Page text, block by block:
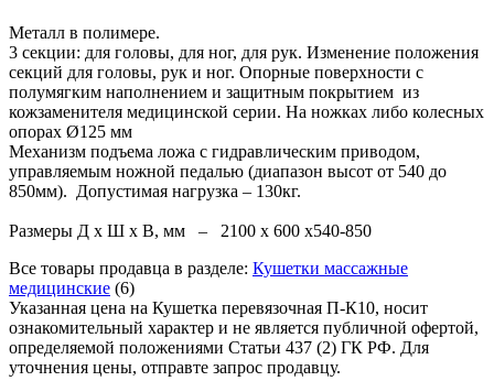
Металл в полимере.
3 секции: для головы, для ног, для рук. Изменение положения
секций для головы, рук и ног. Опорные поверхности с
полумягким наполнением и защитным покрытием из
кожзаменителя медицинской серии. На ножках либо колесных
опорах Ø125 мм
Механизм подъема ложа с гидравлическим приводом,
управляемым ножной педалью (диапазон высот от 540 до
850мм). Допустимая нагрузка – 130кг.
Размеры Д х Ш х В, мм – 2100 х 600 х540-850
Все товары продавца в разделе: Кушетки массажные
медицинские (6)
Указанная цена на Кушетка перевязочная П-К10, носит
ознакомительный характер и не является публичной офертой,
определяемой положениями Статьи 437 (2) ГК РФ. Для
уточнения цены, отправте запрос продавцу.